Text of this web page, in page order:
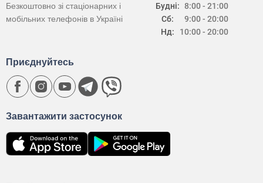
Будні:
Сб:
Нд:
8:00 - 21:00
9:00 - 20:00
10:00 - 20:00
Безкоштовно зі стаціонарних і
мобільних телефонів в Україні
Завантажити застосунок
Приєднуйтесь